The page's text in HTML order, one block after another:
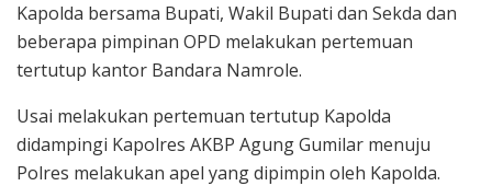
Kapolda bersama Bupati, Wakil Bupati dan Sekda dan
beberapa pimpinan OPD melakukan pertemuan
tertutup kantor Bandara Namrole.
Usai melakukan pertemuan tertutup Kapolda
didampingi Kapolres AKBP Agung Gumilar menuju
Polres melakukan apel yang dipimpin oleh Kapolda.